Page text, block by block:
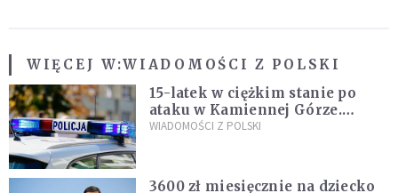
WIĘCEJ W:WIADOMOŚCI Z POLSKI
15-latek w ciężkim stanie po
ataku w Kamiennej Górze.
Policja zatrzymała dwóch
WIADOMOŚCI Z POLSKI
3600 zł miesięcznie na dziecko